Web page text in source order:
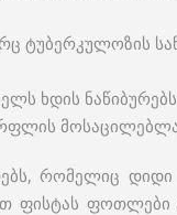
ტუბერკულოზის
ხდის
რომელიც
ფისტას